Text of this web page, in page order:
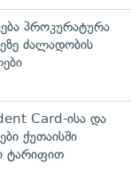
პროკურატურა
ძალადობის
Card-ისა და
ქუთაისში
ტარიფით